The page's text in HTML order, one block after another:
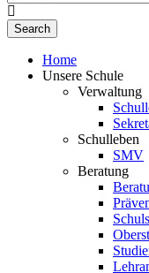
Home
Unsere Schule
Verwaltung
Schulleben
SMV
Beratung